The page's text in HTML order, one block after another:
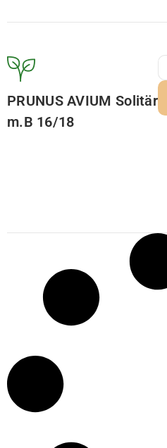
PRUNUS AVIUM Solitär
m.B 16/18